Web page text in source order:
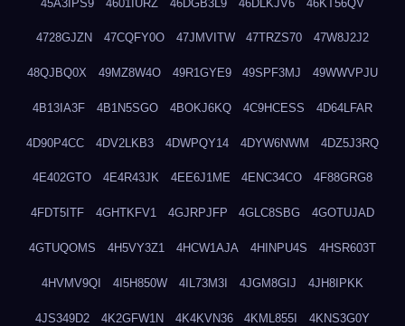
45A3IPS9 4601IURZ 46DGB3L9 46DLKJV6 46KT56QV
4728GJZN 47CQFY0O 47JMVITW 47TRZS70 47W8J2J2
48QJBQ0X 49MZ8W4O 49R1GYE9 49SPF3MJ 49WWVPJU
4B13IA3F 4B1N5SGO 4BOKJ6KQ 4C9HCESS 4D64LFAR
4D90P4CC 4DV2LKB3 4DWPQY14 4DYW6NWM 4DZ5J3RQ
4E402GTO 4E4R43JK 4EE6J1ME 4ENC34CO 4F88GRG8
4FDT5ITF 4GHTKFV1 4GJRPJFP 4GLC8SBG 4GOTUJAD
4GTUQOMS 4H5VY3Z1 4HCW1AJA 4HINPU4S 4HSR603T
4HVMV9QI 4I5H850W 4IL73M3I 4JGM8GIJ 4JH8IPKK
4JS349D2 4K2GFW1N 4K4KVN36 4KML855I 4KNS3G0Y